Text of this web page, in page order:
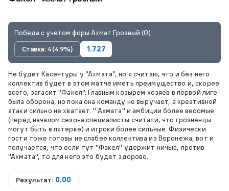
Победа с учетом форы Ахмат Грозный (0)
Ставка: 4 (4.9%)
1.727
Не будет Касентуры у "Ахмата", но я считаю, что и без него
коллектив будет в этом матче иметь преимущество и, скорее
всего, загасит "Факел". Главным козырем хозяев в первой лиге
была оборона, но пока она команду не выручает, а креативной
атаки сильно не хватает. " Ахмата" и амбиции более весомые
(перед началом сезона специалисты считали, что грозненцы
могут быть в пятерке) и игроки более сильные. Физически
гости тоже готовы не слабее коллектива из Воронежа, вот и
получается, что если тут "Факел" удержит ничью, против
"Ахмата", то для него это будет здорово.
Результат: 0.00